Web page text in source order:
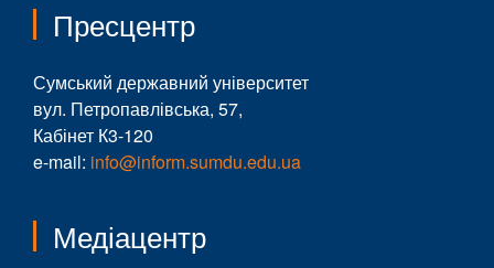
Пресцентр
Сумський державний університет
вул. Петропавлівська, 57,
Кабінет К3-120
e-mail: info@inform.sumdu.edu.ua
Медіацентр